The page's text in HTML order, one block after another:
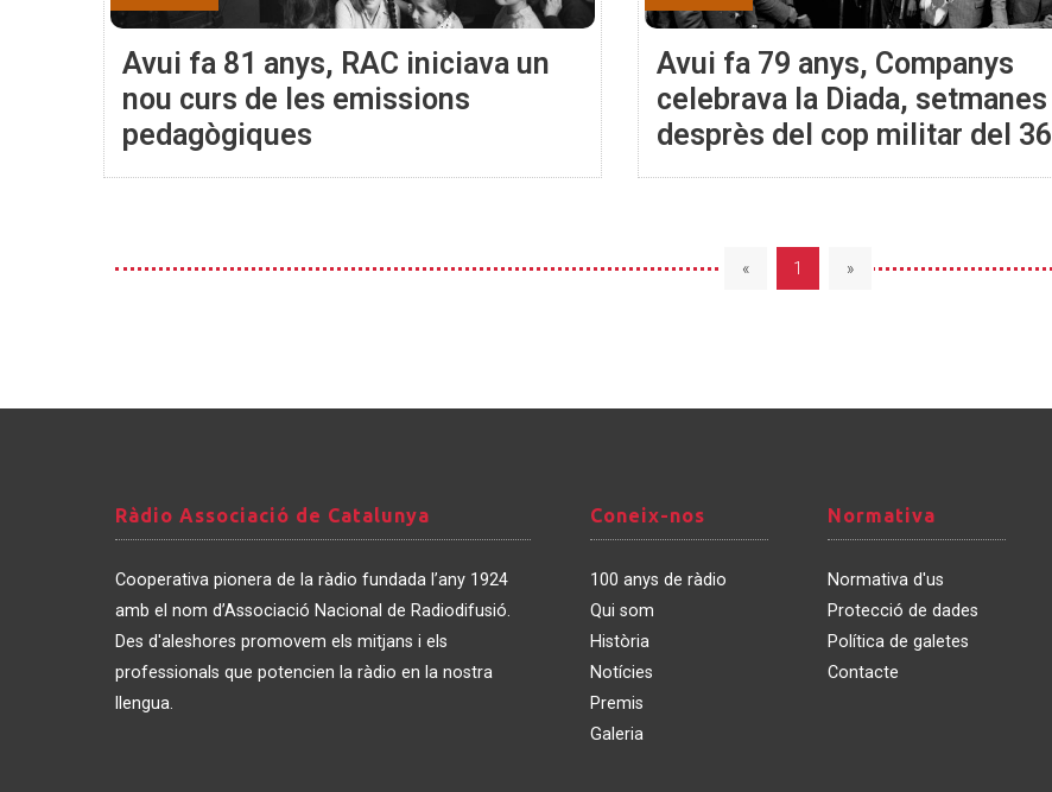
Avui fa 81 anys, RAC iniciava un
nou curs de les emissions
pedagògiques
Avui fa 79 anys, Companys
celebrava la Diada, setmanes
desprès del cop militar del 36
« 1 »
Ràdio
Associació
de
Catalunya
Ràdio Associació de Catalunya
Cooperativa pionera de la ràdio fundada l’any 1924
amb el nom d’Associació Nacional de Radiodifusió.
Des d'aleshores promovem els mitjans i els
professionals que potencien la ràdio en la nostra
llengua.
Coneix-
nos
Coneix-nos
100 anys de ràdio
Qui som
Història
Notícies
Premis
Galeria
Normativa
Normativa
Normativa d'us
Protecció de dades
Política de galetes
Contacte